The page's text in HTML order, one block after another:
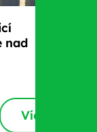
nad
Více